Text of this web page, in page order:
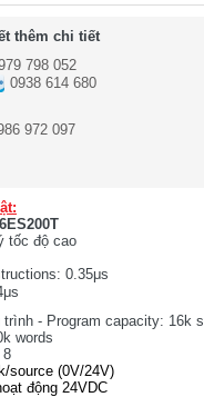
thêm chi tiết
798 052
0938 614 680
972 097
tốc độ cao
0.35μs
- Program capacity: 16k
words
8
source (0V/24V)
động 24VDC